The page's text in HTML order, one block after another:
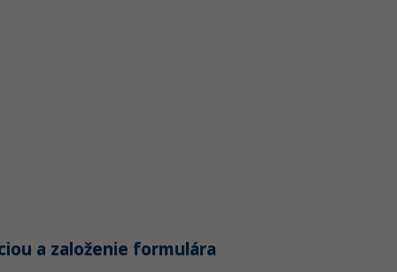
a založenie formulára